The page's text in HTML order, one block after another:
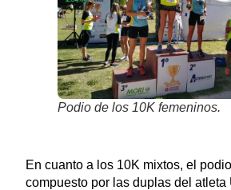
Podio de los 10K femeninos.
En cuanto a los 10K mixtos, el
compuesto por las duplas del